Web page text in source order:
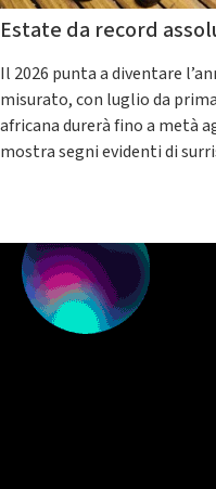
Estate da record
Il 2026 punta a diventare
misurato, con luglio da
africana durerà fino a metà
mostra segni evidenti di